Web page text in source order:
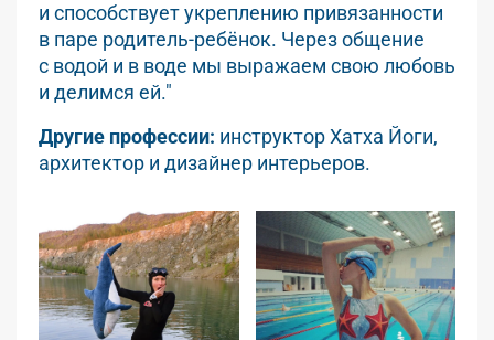
и способствует укреплению привязанности
в паре родитель-ребёнок. Через общение
с водой и в воде мы выражаем свою любовь
и делимся ей."
Другие профессии: инструктор Хатха Йоги,
архитектор и дизайнер интерьеров.